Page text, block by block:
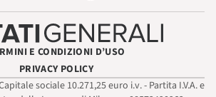
E CONDIZIONI D’USO
PRIVACY POLICY
sociale 10.271,25 euro i.v. - Partita I.V.A. e